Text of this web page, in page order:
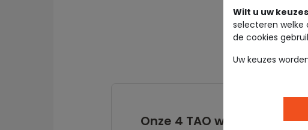
Onze 4 TAO winkels in
Wilt u uw
selecteren welke
de cookies
Uw keuzes